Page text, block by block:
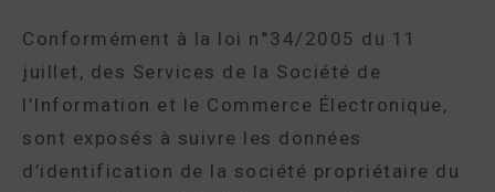
Conformément à la loi n°34/2005 du 11
juillet, des Services de la Société de
l’Information et le Commerce Électronique,
sont exposés à suivre les données
d’identification de la société propriétaire du